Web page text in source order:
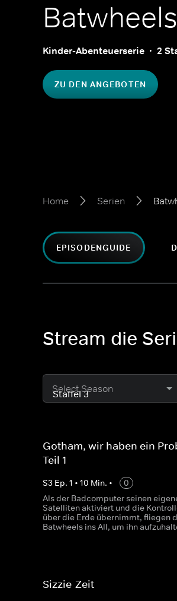
Batwheels
Kinder-Abenteuerserie 2
ZU DEN ANGEBOTEN
Home Serien
EPISODENGUIDE
Stream die
Select Season
Gotham, wir haben ein
Teil 1
S3 Ep. 1 • 10 Min. •
0
Als der Badcomputer seinen
Satelliten aktiviert und die
über die Erde übernimmt, fliegen
Batwheels ins All, um ihn
Sizzie-Zeit